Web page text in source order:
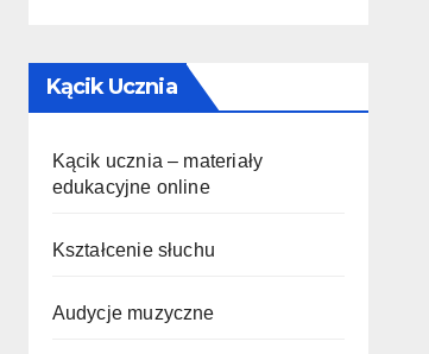
Kącik Ucznia
Kącik ucznia – materiały
edukacyjne online
Kształcenie słuchu
Audycje muzyczne